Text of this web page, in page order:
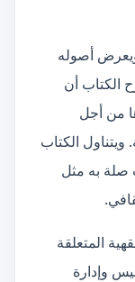
أصوله
الكتاب أن
من أجل
ويتناول الكتاب
صلة به مثل
المتعلقة
وإدارة